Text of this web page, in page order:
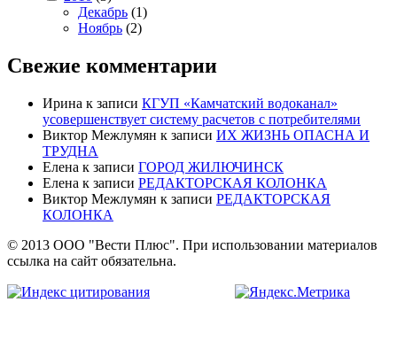
Декабрь (1)
Ноябрь (2)
Свежие комментарии
Ирина к записи КГУП «Камчатский водоканал»
усовершенствует систему расчетов с потребителями
Виктор Межлумян к записи ИХ ЖИЗНЬ ОПАСНА И
ТРУДНА
Елена к записи ГОРОД ЖИЛЮЧИНСК
Елена к записи РЕДАКТОРСКАЯ КОЛОНКА
Виктор Межлумян к записи РЕДАКТОРСКАЯ
КОЛОНКА
© 2013 ООО "Вести Плюс". При использовании материалов
ссылка на сайт обязательна.